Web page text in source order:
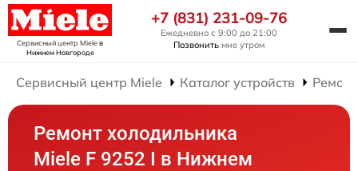
Сервисный центр Mieleв
Нижнем Новгороде
+7 (831) 231-09-76
Ежедневно с 9:00 до 21:00
Позвонить мне утром
Сервисный центр Miele Каталог устройств
Ремонт холодильника
Miele F 9252 I в Нижнем